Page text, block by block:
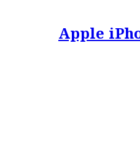
Apple